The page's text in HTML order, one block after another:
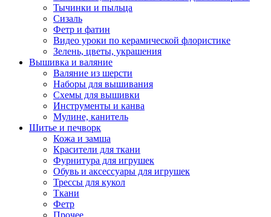
Тычинки и пыльца
Сизаль
Фетр и фатин
Видео уроки по керамической флористике
Зелень, цветы, украшения
Вышивка и валяние
Валяние из шерсти
Наборы для вышивания
Схемы для вышивки
Инструменты и канва
Мулине, канитель
Шитье и печворк
Кожа и замша
Красители для ткани
Фурнитура для игрушек
Обувь и аксессуары для игрушек
Трессы для кукол
Ткани
Фетр
Прочее